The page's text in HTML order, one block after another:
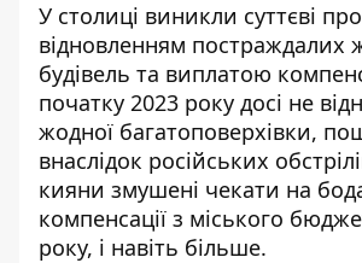
У столиці виникли суттєві
відновленням постраждалих
будівель та виплатою
початку 2023 року досі не
жодної багатоповерхівки,
внаслідок російських
кияни змушені чекати на
компенсації з міського
року, і навіть більше.